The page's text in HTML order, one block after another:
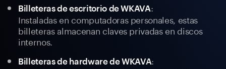
Billeteras de escritorio de WKAVA:
Instaladas en computadoras personales, estas
billeteras almacenan claves privadas en discos
internos.
Billeteras de hardware de WKAVA: